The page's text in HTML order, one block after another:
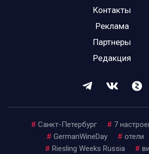
Контакты
Реклама
Партнеры
Редакция
# Санкт-Петербург # 7
# GermanWineDay # отели
# Riesling Weeks Russia #